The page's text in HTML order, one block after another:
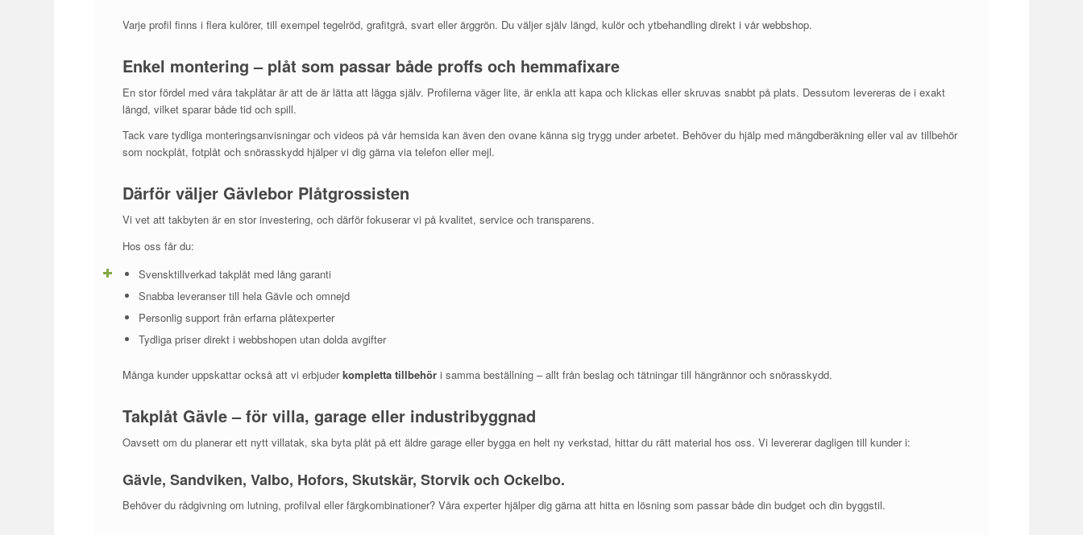
Varje profil finns i flera kulörer, till exempel tegelröd, grafitgrå, svart eller ärggrön. Du väljer själv längd, kulör och ytbehandling direkt i vår webbshop.
Enkel montering – plåt som passar både proffs och hemmafixare
En stor fördel med våra takplåtar är att de är lätta att lägga själv. Profilerna väger lite, är enkla att kapa och klickas eller skruvas snabbt på plats. Dessutom levereras de i exakt
längd, vilket sparar både tid och spill.
Tack vare tydliga monteringsanvisningar och videos på vår hemsida kan även den ovane känna sig trygg under arbetet. Behöver du hjälp med mängdberäkning eller val av tillbehör
som nockplåt, fotplåt och snörasskydd hjälper vi dig gärna via telefon eller mejl.
Därför väljer Gävlebor Plåtgrossisten
Vi vet att takbyten är en stor investering, och därför fokuserar vi på kvalitet, service och transparens.
Hos oss får du:
Svensktillverkad takplåt med lång garanti
Snabba leveranser till hela Gävle och omnejd
Personlig support från erfarna plåtexperter
Tydliga priser direkt i webbshopen utan dolda avgifter
Många kunder uppskattar också att vi erbjuderkompletta tillbehör i samma beställning – allt från beslag och tätningar till hängrännor och snörasskydd.
Takplåt Gävle – för villa, garage eller industribyggnad
Oavsett om du planerar ett nytt villatak, ska byta plåt på ett äldre garage eller bygga en helt ny verkstad, hittar du rätt material hos oss. Vi levererar dagligen till kunder i:
Gävle, Sandviken, Valbo, Hofors, Skutskär, Storvik och Ockelbo.
Behöver du rådgivning om lutning, profilval eller färgkombinationer? Våra experter hjälper dig gärna att hitta en lösning som passar både din budget och din byggstil.